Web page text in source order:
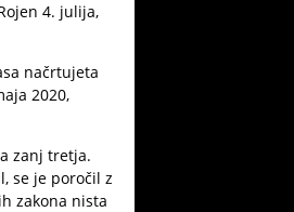
4. julija,
načrtujeta
2020,
zanj tretja.
se je poročil z
zakona nista